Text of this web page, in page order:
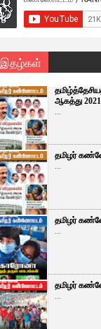
இதழ்கள்
ஆகத்து 2021
...
தமிழர்
...
தமிழர்
...
தமிழர்
...